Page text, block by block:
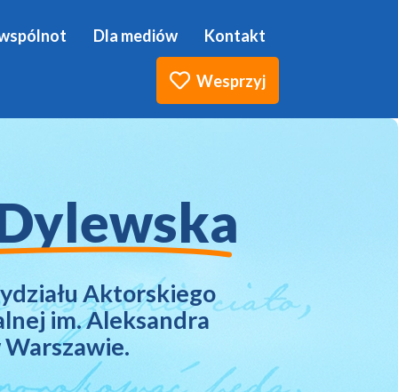
Dla mediów Kontakt
 Wesprzyj
Aktorskiego
im. Aleksandra